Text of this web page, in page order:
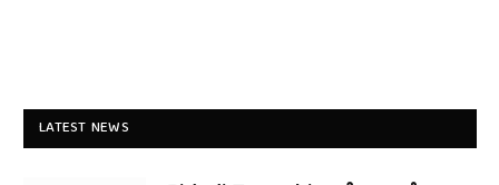
LATEST NEWS